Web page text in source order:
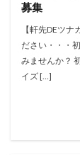
募集
【軒先DEツ
ださい・・・
みませんか？
イズ […]